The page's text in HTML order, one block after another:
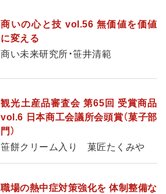
商いの心と技 vol.56 無価値を価値
に変える
商い未来研究所・笹井清範
観光土産品審査会 第65回 受賞商品
vol.6 日本商工会議所会頭賞（菓子部
門）
笹餅クリーム入り 菓匠たくみや
職場の熱中症対策強化を 体制整備な